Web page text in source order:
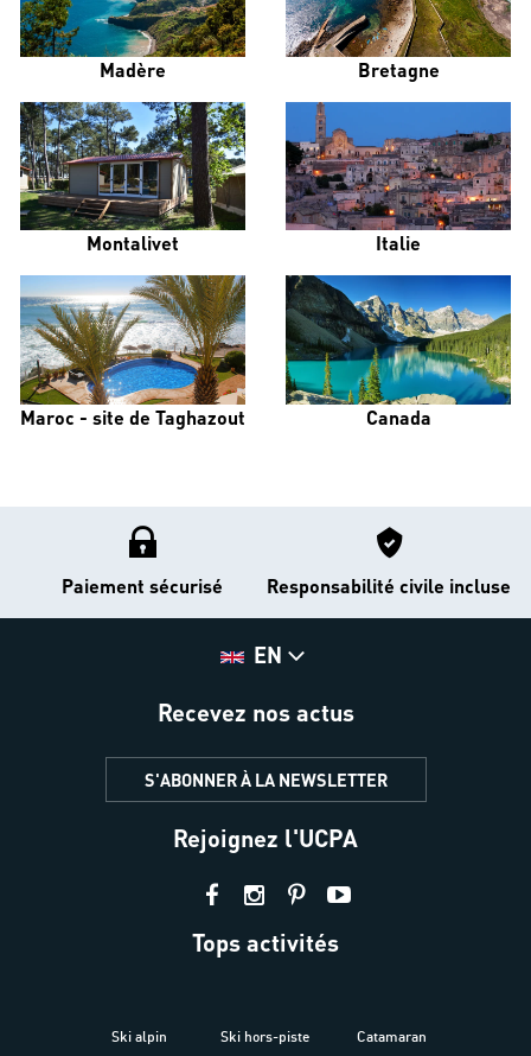
Madère Bretagne
Montalivet Italie
Maroc - site de Taghazout Canada
Paiement sécurisé Responsabilité civile incluse
EN
Recevez nos actus
S'ABONNER À LA NEWSLETTER
Rejoignez l'UCPA
Tops activités
Ski alpin Ski hors-piste Catamaran